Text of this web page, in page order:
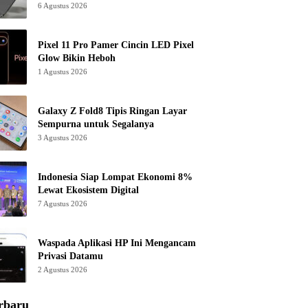
6 Agustus 2026
Pixel 11 Pro Pamer Cincin LED Pixel
Glow Bikin Heboh
1 Agustus 2026
Galaxy Z Fold8 Tipis Ringan Layar
Sempurna untuk Segalanya
3 Agustus 2026
Indonesia Siap Lompat Ekonomi 8%
Lewat Ekosistem Digital
7 Agustus 2026
Waspada Aplikasi HP Ini Mengancam
Privasi Datamu
2 Agustus 2026